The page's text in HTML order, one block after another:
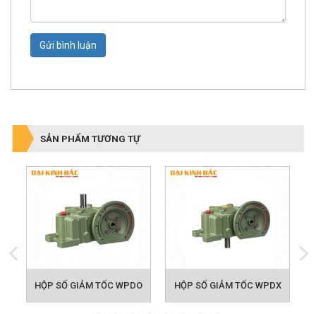
Gửi bình luận
SẢN PHẨM TƯƠNG TỰ
HỘP SỐ GIẢM TỐC WPDO HỘP SỐ GIẢM TỐC WPDX